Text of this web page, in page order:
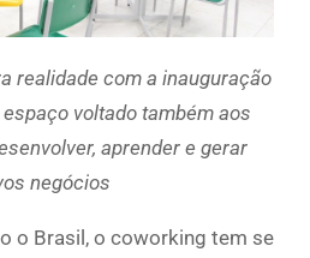
realidade com a inauguração
voltado também aos
aprender e gerar
negócios
o Brasil, o coworking tem se